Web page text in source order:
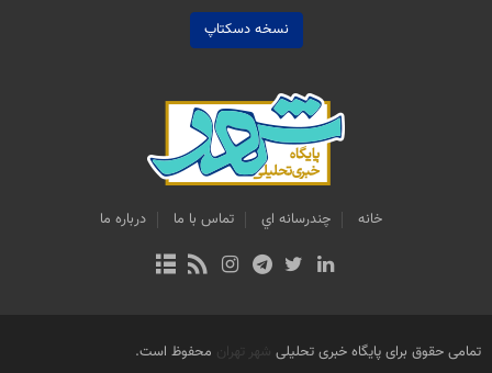
نسخه دسکتاپ
خانه چندرسانه اي تماس با ما درباره ما
تمامی حقوق برای پایگاه خبری تحلیلی شهر تهران محفوظ است.